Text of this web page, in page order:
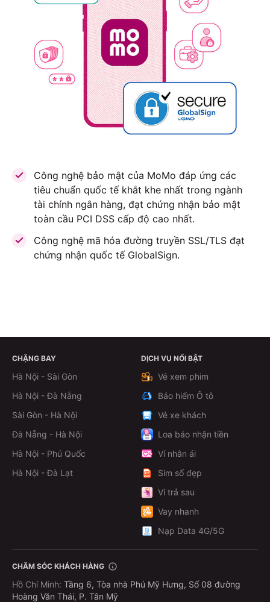
Công nghệ bảo mật của MoMo đáp ứng các
tiêu chuẩn quốc tế khắt khe nhất trong ngành
tài chính ngân hàng, đạt chứng nhận bảo mật
toàn cầu PCI DSS cấp độ cao nhất.
Công nghệ mã hóa đường truyền SSL/TLS đạt
chứng nhận quốc tế GlobalSign.
ĐẶT VÉ NGAY
CHẶNG BAY
Hà Nội - Sài Gòn
Hà Nội - Đà Nẵng
Sài Gòn - Hà Nội
Đà Nẵng - Hà Nội
Hà Nội - Phú Quốc
Hà Nội - Đà Lạt
DỊCH VỤ NỔI BẬT
Vé xem phim
Bảo hiểm Ô tô
Vé xe khách
Loa báo nhận tiền
Ví nhân ái
Sim số đẹp
Ví trả sau
Vay nhanh
Nạp Data 4G/5G
CHĂM SÓC KHÁCH HÀNG
Hồ Chí Minh: Tầng 6, Tòa nhà Phú Mỹ Hưng, Số 08 đường
Hoàng Văn Thái, P. Tân Mỹ